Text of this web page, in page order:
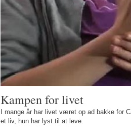
Kampen for livet
I mange år har livet været op ad bakke for
et liv, hun har lyst til at leve.